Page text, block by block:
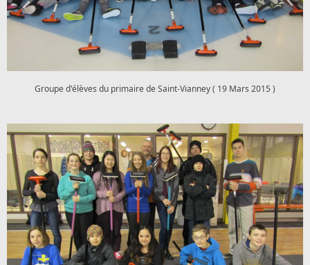
Groupe d'élèves du primaire de Saint-Vianney ( 19 Mars 2015 )